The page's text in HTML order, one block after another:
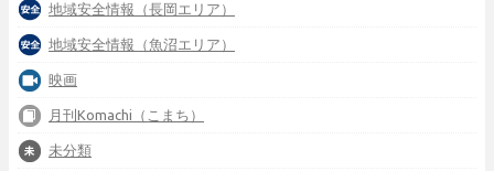
地域安全情報（長岡エリア）
地域安全情報（魚沼エリア）
映画
月刊Komachi（こまち）
未分類